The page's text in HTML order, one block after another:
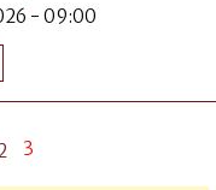
- 09:00
3